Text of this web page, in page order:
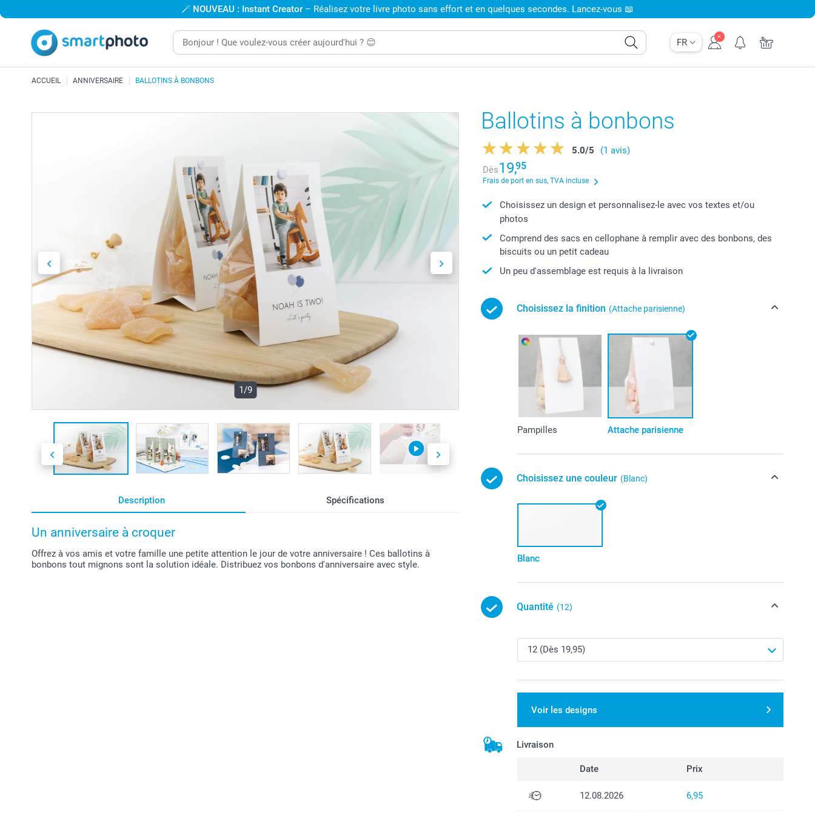
FR
🪄 NOUVEAU : Instant Creator – Réalisez votre livre photo sans effort et en quelques secondes. Lancez-vous 📖
ACCUEIL ANNIVERSAIRE BALLOTINS À BONBONS
1/9
Description Spécifications
Un anniversaire à croquer
Offrez à vos amis et votre famille une petite attention le jour de votre anniversaire ! Ces ballotins à
bonbons tout mignons sont la solution idéale. Distribuez vos bonbons d'anniversaire avec style.
Ballotins à bonbons
5.0/5
(1 avis)
Dès19,95
Frais de port en sus, TVA incluse
Choisissez un design et personnalisez-le avec vos textes et/ou
photos
Comprend des sacs en cellophane à remplir avec des bonbons, des
biscuits ou un petit cadeau
Un peu d'assemblage est requis à la livraison
Choisissez la finition (Attache parisienne)
Pampilles Attache parisienne
Choisissez une couleur (Blanc)
Blanc
Quantité (12)
Voir les designs
Livraison
Date Prix
12.08.2026 6,95